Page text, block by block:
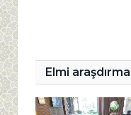
Elmi araşdırma